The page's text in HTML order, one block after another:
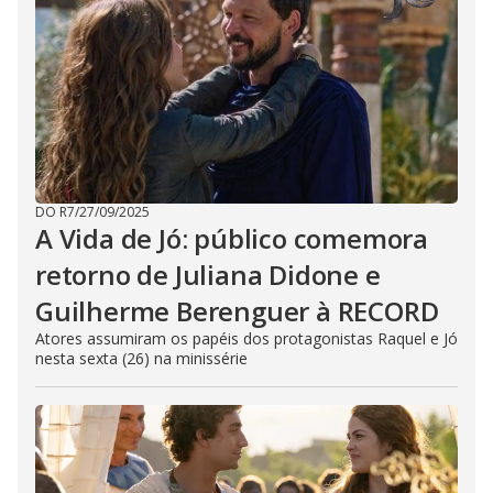
DO R7/27/09/2025
A Vida de Jó: público comemora
retorno de Juliana Didone e
Guilherme Berenguer à RECORD
Atores assumiram os papéis dos protagonistas Raquel e Jó
nesta sexta (26) na minissérie